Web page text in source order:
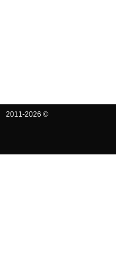
2011-2026 ©